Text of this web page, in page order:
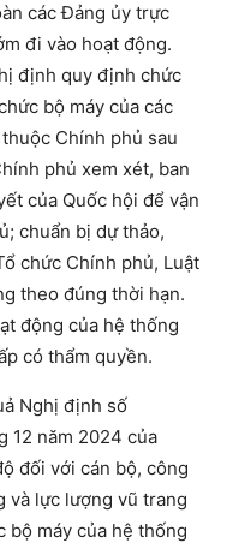
các Đảng ủy trực
đi vào hoạt động.
định quy định chức
bộ máy của các
Chính phủ sau
phủ xem xét, ban
của Quốc hội để vận
chuẩn bị dự thảo,
chức Chính phủ, Luật
theo đúng thời hạn.
động của hệ thống
có thẩm quyền.
Nghị định số
12 năm 2024 của
đối với cán bộ, công
và lực lượng vũ trang
bộ máy của hệ thống